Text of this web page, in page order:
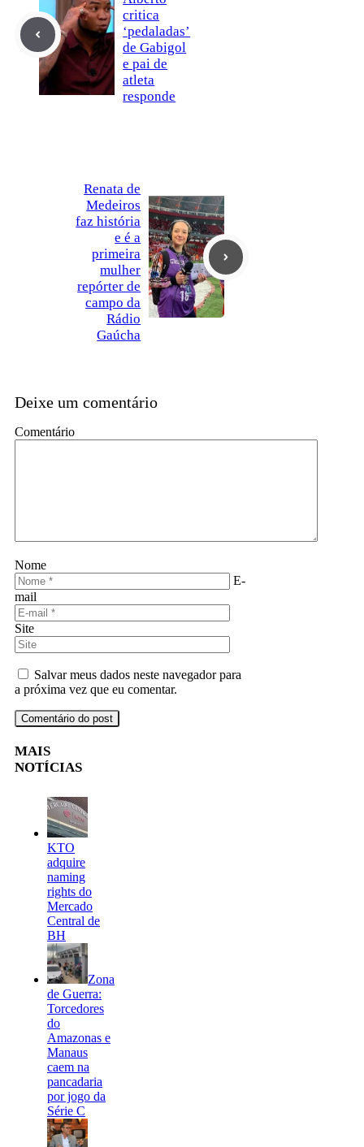
critica
‘pedaladas’
de Gabigol
e pai de
atleta
responde
Renata de
Medeiros
faz história
e é a
primeira
mulher
repórter de
campo da
Rádio
Gaúcha
Deixe um comentário
Comentário
Nome
E-
mail
Site
Salvar meus dados neste navegador para
a próxima vez que eu comentar.
MAIS
NOTÍCIAS
KTO
adquire
naming
rights do
Mercado
Central de
BH
Zona
de Guerra:
Torcedores
do
Amazonas e
Manaus
caem na
pancadaria
por jogo da
Série C